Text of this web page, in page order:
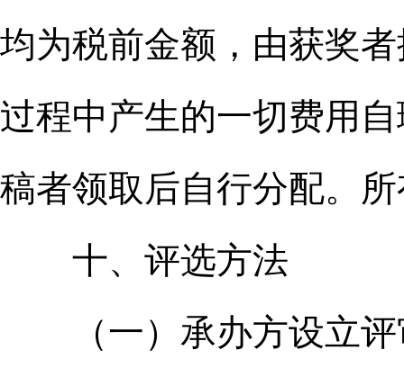
均为税前金额，由获奖
过程中产生的一切费用
稿者领取后自行分配。
十、评选方法
（一）承办方设立评